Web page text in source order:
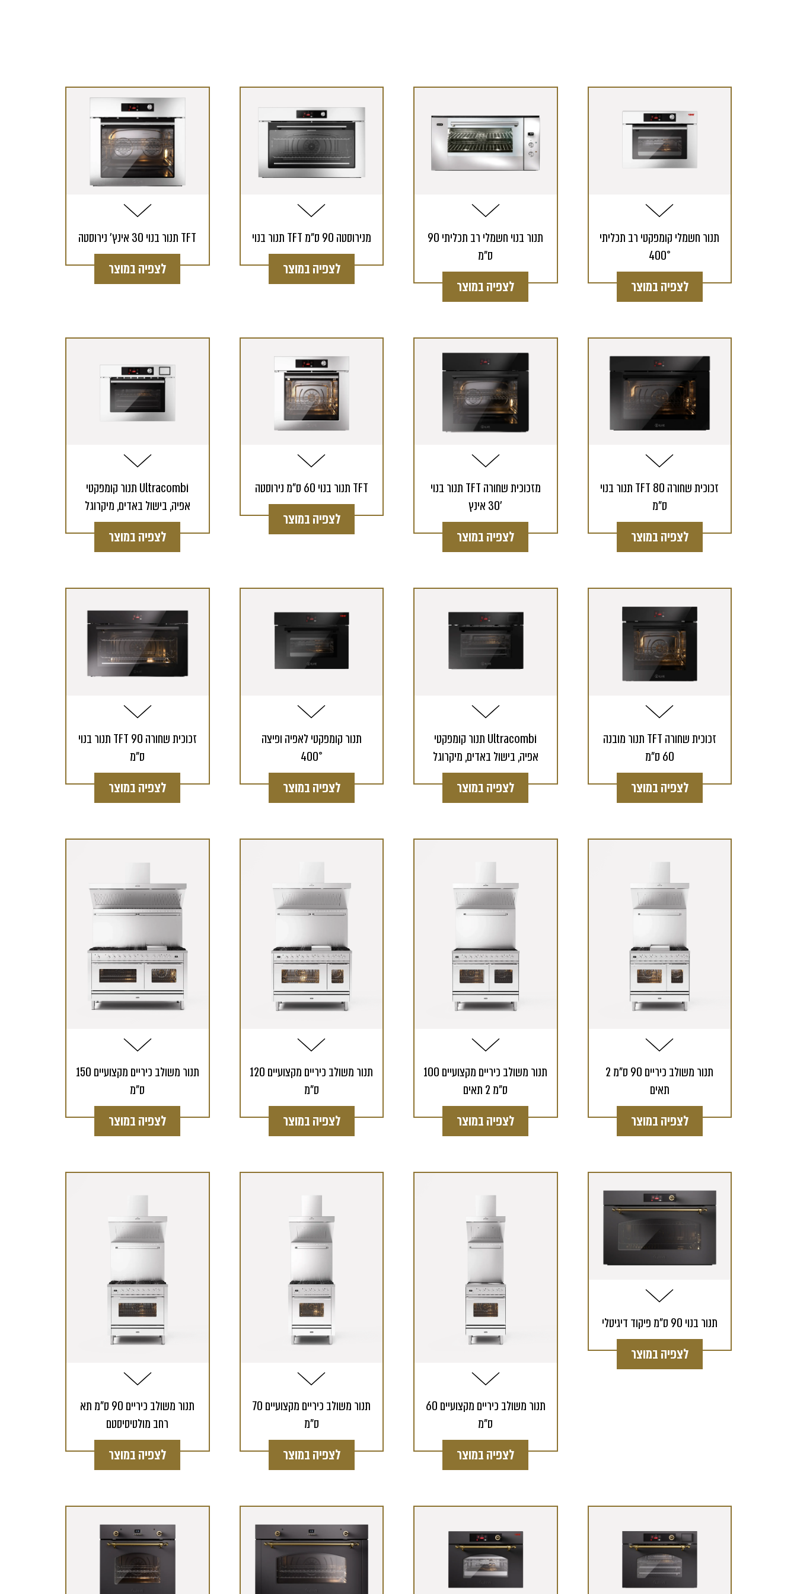
תנור בנוי 30 אינץ' נירוסטה TFT
לצפיה במוצר
תנור בנוי TFT מנירוסטה 90 ס"מ
לצפיה במוצר
תנור בנוי חשמלי רב תכליתי 90
ס"מ
לצפיה במוצר
תנור חשמלי קומפקטי רב תכליתי
400°
לצפיה במוצר
תנור קומפקטי Ultracombi
אפיה, בישול באדים, מיקרוגל
לצפיה במוצר
תנור בנוי 60 ס"מ נירוסטה TFT
לצפיה במוצר
תנור בנוי TFT מזכוכית שחורה
30 אינץ'
לצפיה במוצר
תנור בנוי TFT זכוכית שחורה 80
ס"מ
לצפיה במוצר
תנור בנוי TFT זכוכית שחורה 90
ס"מ
לצפיה במוצר
תנור קומפקטי לאפיה ופיצה
400°
לצפיה במוצר
תנור קומפקטי Ultracombi
אפיה, בישול באדים, מיקרוגל
לצפיה במוצר
תנור מובנה TFT זכוכית שחורה
60 ס"מ
לצפיה במוצר
תנור משולב כיריים מקצועיים 150
ס"מ
לצפיה במוצר
תנור משולב כיריים מקצועיים 120
ס"מ
לצפיה במוצר
תנור משולב כיריים מקצועיים 100
ס"מ 2 תאים
לצפיה במוצר
תנור משולב כיריים 90 ס"מ 2
תאים
לצפיה במוצר
תנור משולב כיריים 90 ס"מ תא
רחב מולטיסיסטם
לצפיה במוצר
תנור משולב כיריים מקצועיים 70
ס"מ
לצפיה במוצר
תנור משולב כיריים מקצועיים 60
ס"מ
לצפיה במוצר
תנור בנוי 90 ס"מ פיקוד דיגיטלי
לצפיה במוצר
Toggle #1
Template is not defined. קטלוג
מדריך למשתמש קטלוג